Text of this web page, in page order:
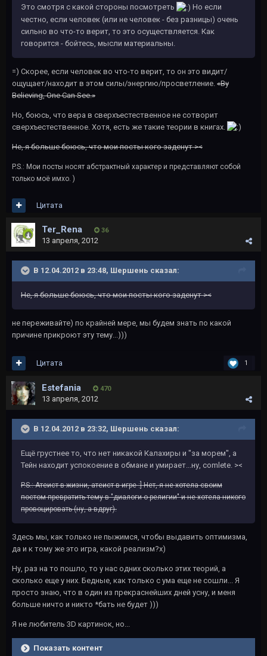
Это смотря с какой стороны посмотреть
Но если
честно, если человек (или не человек - без разницы) очень
сильно во что-то верит, то это осуществляется. Как
говорится - бойтесь, мысли материальны.
=) Скорее, если человек во что-то верит, то он это видит/
ощущает/находит в этом силы/энергию/просветление. «By
Believing, One Can See.»
Но, боюсь, что вера в сверхъестественное не сотворит
сверхъестественное. Хотя, есть же такие теории в книгах.
Не, я больше боюсь, что мои посты кого заденут ><
P.S.: Мои посты носят абстрактный характер и представляют собой
только моё имхо. )
Цитата
Ter_Rena 36
13 апреля, 2012
В 12.04.2012 в 23:48, Шершень сказал:
Не, я больше боюсь, что мои посты кого заденут ><
не переживайте) по крайней мере, мы будем знать по какой
причине прикроют эту тему...)))
1
Цитата
Estefania 470
13 апреля, 2012
В 12.04.2012 в 23:32, Шершень сказал:
Ещё грустнее то, что нет никакой Калахиры и "за морем", а
Тейн находит успокоение в обмане и умирает...ну, comlete. ><
P.S.: Атеист в жизни, атеист в игре :] Нет, я не хотела своим
постом превратить тему в "диалоги о религии" и не хотела никого
провоцировать (ну, а вдруг).
Здесь мы, как только не пыжимся, чтобы выдавить оптимизма,
да и к тому же это игра, какой реализм?х)
Ну, раз на то пошло, то у нас одних сколько этих теорий, а
сколько еще у них. Бедные, как только с ума еще не сошли... Я
просто знаю, что в один из прекраснейших дней усну, и меня
больше ничто и никто *бать не будет )))
Я не любитель 3D картинок, но...
Показать контент